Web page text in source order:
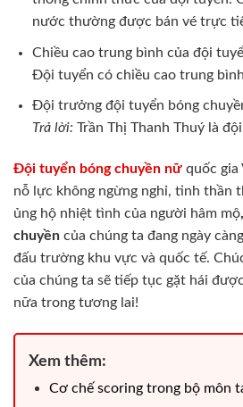
nước thường được bán vé trực
Chiều cao trung bình của đội
Đội tuyển có chiều cao trung
Đội trưởng đội tuyển bóng
Trả lời: Trần Thị Thanh Thuý là
Đội tuyển bóng chuyền nữ quốc gia
nỗ lực không ngừng nghỉ, tinh thần
ủng hộ nhiệt tình của người hâm mộ
chuyền của chúng ta đang ngày
đấu trường khu vực và quốc tế.
của chúng ta sẽ tiếp tục gặt hái
nữa trong tương lai!
Xem thêm:
Cơ chế scoring trong bộ môn